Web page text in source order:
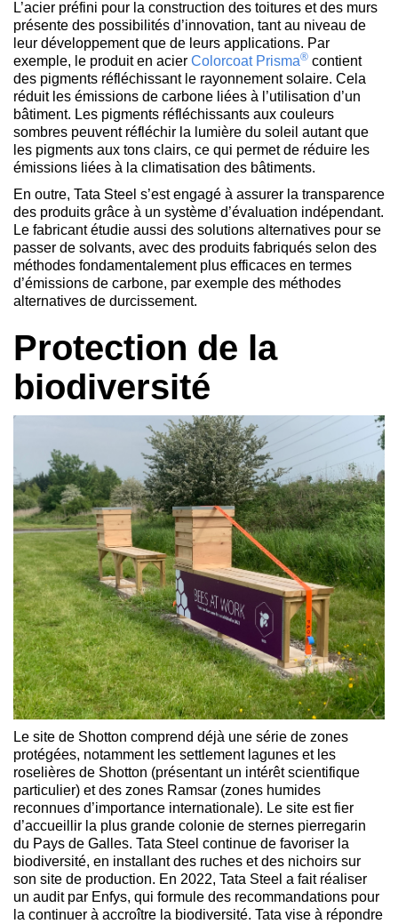
L’acier préfini pour la construction des toitures et des murs
présente des possibilités d’innovation, tant au niveau de
leur développement que de leurs applications. Par
exemple, le produit en acier Colorcoat Prisma® contient
des pigments réfléchissant le rayonnement solaire. Cela
réduit les émissions de carbone liées à l’utilisation d’un
bâtiment. Les pigments réfléchissants aux couleurs
sombres peuvent réfléchir la lumière du soleil autant que
les pigments aux tons clairs, ce qui permet de réduire les
émissions liées à la climatisation des bâtiments.
En outre, Tata Steel s’est engagé à assurer la transparence
des produits grâce à un système d’évaluation indépendant.
Le fabricant étudie aussi des solutions alternatives pour se
passer de solvants, avec des produits fabriqués selon des
méthodes fondamentalement plus efficaces en termes
d’émissions de carbone, par exemple des méthodes
alternatives de durcissement.
Protection de la
biodiversité
Le site de Shotton comprend déjà une série de zones
protégées, notamment les settlement lagunes et les
roselières de Shotton (présentant un intérêt scientifique
particulier) et des zones Ramsar (zones humides
reconnues d’importance internationale). Le site est fier
d’accueillir la plus grande colonie de sternes pierregarin
du Pays de Galles. Tata Steel continue de favoriser la
biodiversité, en installant des ruches et des nichoirs sur
son site de production. En 2022, Tata Steel a fait réaliser
un audit par Enfys, qui formule des recommandations pour
la continuer à accroître la biodiversité. Tata vise à répondre